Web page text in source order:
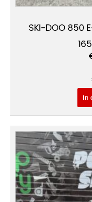
SKI-DOO 850
In